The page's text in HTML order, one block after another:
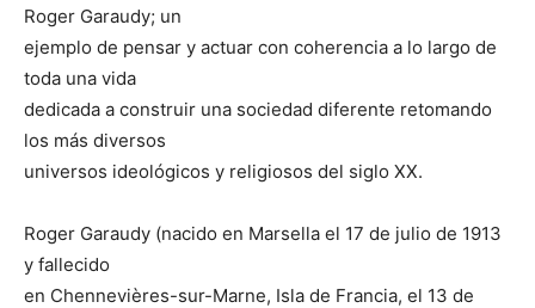
Roger Garaudy; un
ejemplo de pensar y actuar con coherencia a lo largo de
toda una vida
dedicada a construir una sociedad diferente retomando
los más diversos
universos ideológicos y religiosos del siglo XX.
Roger Garaudy (nacido en Marsella el 17 de julio de 1913
y fallecido
en Chennevières-sur-Marne, Isla de Francia, el 13 de